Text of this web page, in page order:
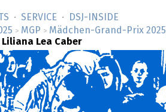
SERVICE
DSJ-­INSIDE
> MGP > Mädchen-Grand-Prix
Liliana Lea Caber